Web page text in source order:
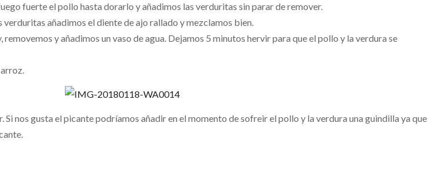
fuerte el pollo hasta dorarlo y añadimos las verduritas sin parar de remover.
verduritas añadimos el diente de ajo rallado y mezclamos bien.
removemos y añadimos un vaso de agua. Dejamos 5 minutos hervir para que el pollo y la verdura se
Si nos gusta el picante podríamos añadir en el momento de sofreir el pollo y la verdura una guindilla ya que